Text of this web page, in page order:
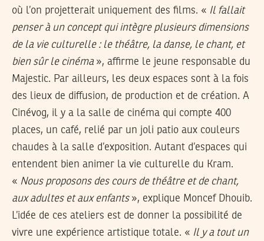
où l’on projetterait uniquement des films. « Il fallait
penser à un concept qui intègre plusieurs dimensions
de la vie culturelle : le théâtre, la danse, le chant, et
bien sûr le cinéma », affirme le jeune responsable du
Majestic. Par ailleurs, les deux espaces sont à la fois
des lieux de diffusion, de production et de création. A
Cinévog, il y a la salle de cinéma qui compte 400
places, un café, relié par un joli patio aux couleurs
chaudes à la salle d’exposition. Autant d’espaces qui
entendent bien animer la vie culturelle du Kram.
« Nous proposons des cours de théâtre et de chant,
aux adultes et aux enfants», explique Moncef Dhouib.
L’idée de ces ateliers est de donner la possibilité de
vivre une expérience artistique totale. « Il y a tout un